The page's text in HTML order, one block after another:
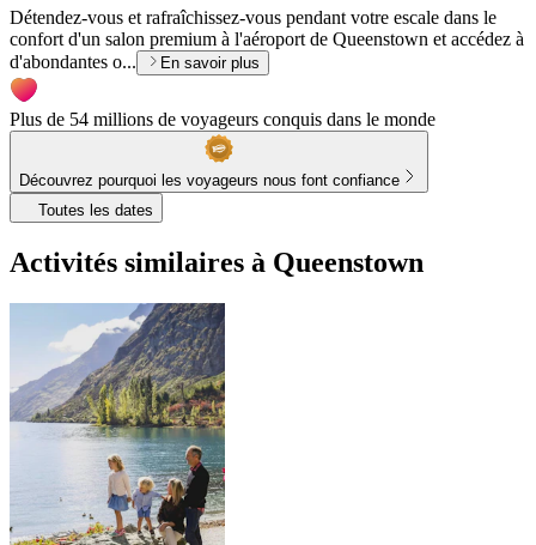
Détendez-vous et rafraîchissez-vous pendant votre escale dans le
confort d'un salon premium à l'aéroport de Queenstown et accédez à
d'abondantes o...
En savoir plus
Plus de 54 millions de voyageurs conquis dans le monde
Découvrez pourquoi les voyageurs nous font confiance
Toutes les dates
Activités similaires à Queenstown